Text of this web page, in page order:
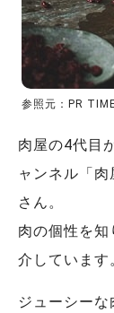
参照元：PR
肉屋の4代目
ャンネル「肉
さん。
肉の個性を
介しています
ジューシー